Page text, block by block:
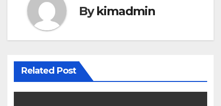
Bykimadmin
Related Post